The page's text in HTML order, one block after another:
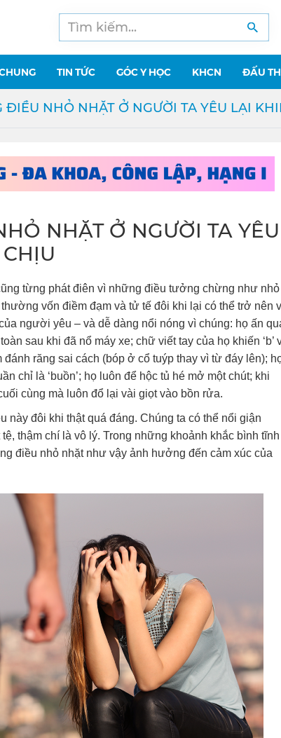
TIN TỨC GÓC Y HỌC KHCN ĐẤU
ĐIỀU NHỎ NHẶT Ở NGƯỜI TA YÊU LẠI
NHẶT Ở NGƯỜI TA YÊU
từng phát điên vì những điều tưởng chừng như nhỏ
vốn điềm đạm và tử tế đôi khi lại có thể trở nên
người yêu – và dễ dàng nổi nóng vì chúng: họ ấn
sau khi đã nổ máy xe; chữ viết tay của họ khiến ‘b’
đánh răng sai cách (bóp ở cổ tuýp thay vì từ đáy lên);
chỉ là ‘buồn’; họ luôn để hộc tủ hé mở một chút; khi
cùng mà luôn đổ lại vài giọt vào bồn rửa.
đôi khi thật quá đáng. Chúng ta có thể nổi giận
thậm chí là vô lý. Trong những khoảnh khắc bình tĩnh
điều nhỏ nhặt như vậy ảnh hưởng đến cảm xúc của